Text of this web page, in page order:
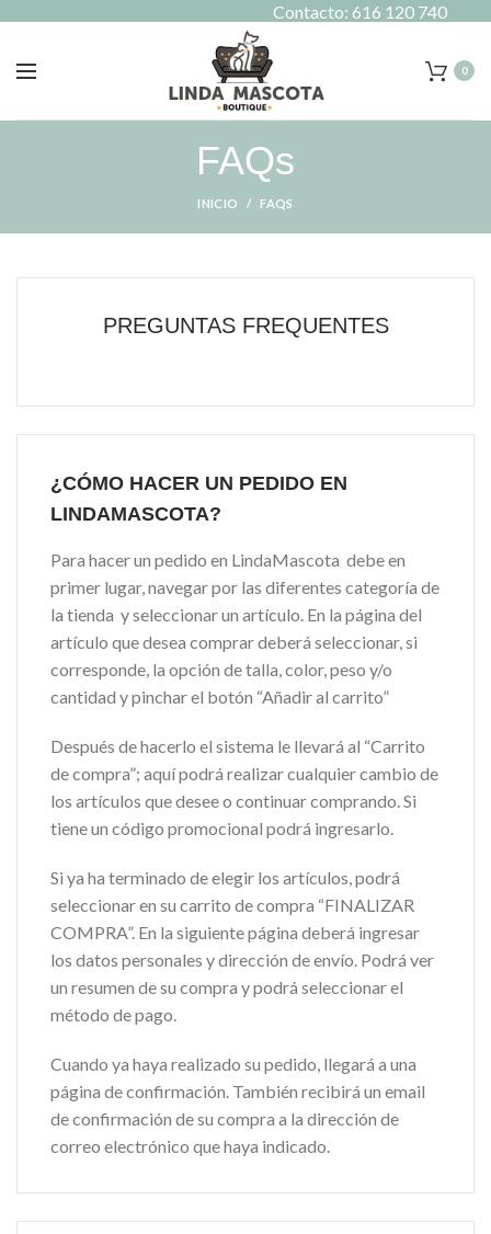
0
FAQs
INICIO FAQS
PREGUNTAS FREQUENTES
¿CÓMO HACER UN PEDIDO EN
LINDAMASCOTA?
Para hacer un pedido en LindaMascota debe en
primer lugar, navegar por las diferentes categoría de
la tienda y seleccionar un artículo. En la página del
artículo que desea comprar deberá seleccionar, si
corresponde, la opción de talla, color, peso y/o
cantidad y pinchar el botón “Añadir al carrito”
Después de hacerlo el sistema le llevará al “Carrito
de compra”; aquí podrá realizar cualquier cambio de
los artículos que desee o continuar comprando. Si
tiene un código promocional podrá ingresarlo.
Si ya ha terminado de elegir los artículos, podrá
seleccionar en su carrito de compra “FINALIZAR
COMPRA”. En la siguiente página deberá ingresar
los datos personales y dirección de envío. Podrá ver
un resumen de su compra y podrá seleccionar el
método de pago.
Cuando ya haya realizado su pedido, llegará a una
página de confirmación. También recibirá un email
de confirmación de su compra a la dirección de
correo electrónico que haya indicado.
Contacto: 616 120 740